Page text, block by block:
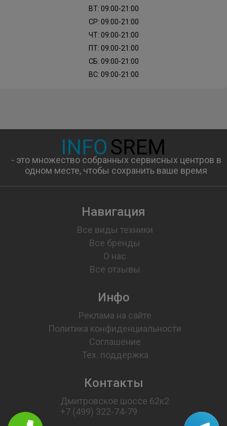
ВТ: 09:00-21:00
СР: 09:00-21:00
ЧТ: 09:00-21:00
ПТ: 09:00-21:00
СБ: 09:00-21:00
ВС: 09:00-21:00
- это множество собранных сервисных центров в
одном месте, чтобы сохранить ваше время
Навигация
Все виды техники
Все бренды
О нас
Все отзывы
Инфо
Реклама на сайте
Политика конфиденциальности
Соглашение
Тех. поддержка
Контакты
Дмитровское шоссе 62к2
+7 (499) 322-74-79